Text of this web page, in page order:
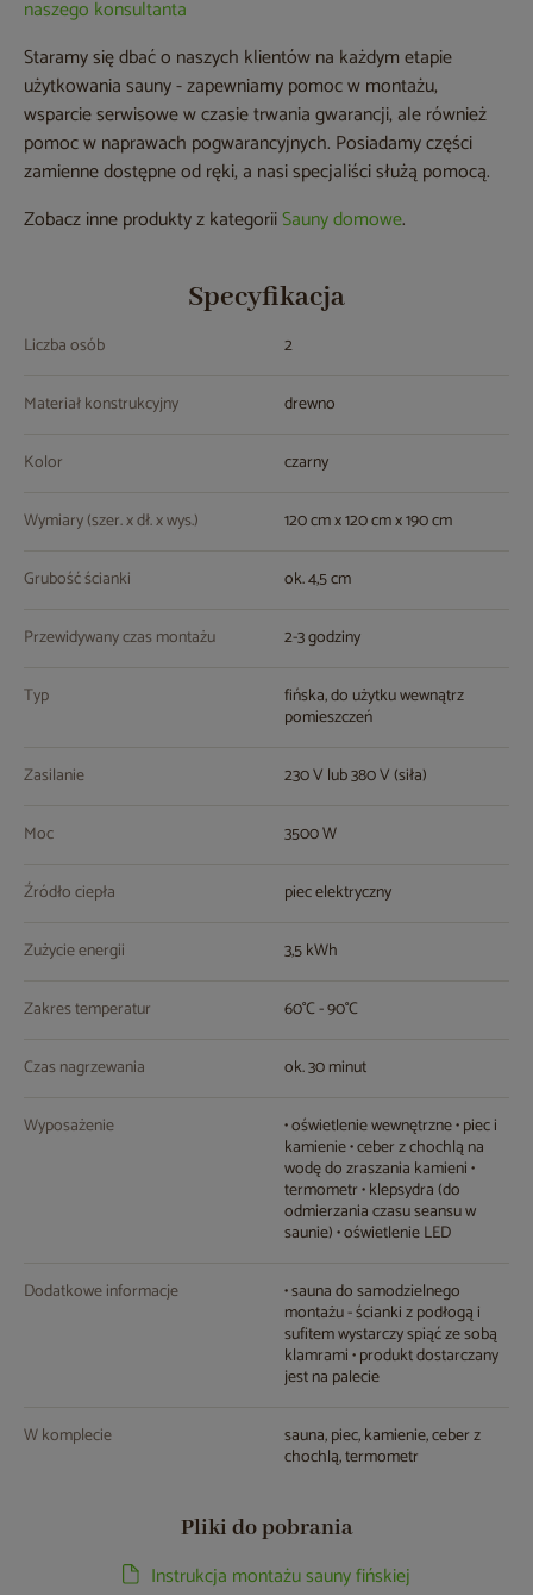
naszego konsultanta
Staramy się dbać o naszych klientów na każdym etapie
użytkowania sauny - zapewniamy pomoc w montażu,
wsparcie serwisowe w czasie trwania gwarancji, ale również
pomoc w naprawach pogwarancyjnych. Posiadamy części
zamienne dostępne od ręki, a nasi specjaliści służą pomocą.
Zobacz inne produkty z kategoriiSauny domowe.
Specyfikacja
Liczba osób 2
Materiał konstrukcyjny drewno
Kolor czarny
Wymiary (szer. x dł. x wys.) 120 cm x 120 cm x 190 cm
Grubość ścianki ok. 4,5 cm
Przewidywany czas montażu 2-3 godziny
Typ fińska, do użytku wewnątrz
pomieszczeń
Zasilanie 230 V lub 380 V (siła)
Moc 3500 W
Źródło ciepła piec elektryczny
Zużycie energii 3,5 kWh
Zakres temperatur 60°C - 90°C
Czas nagrzewania ok. 30 minut
Wyposażenie • oświetlenie wewnętrzne • piec i
kamienie • ceber z chochlą na
wodę do zraszania kamieni •
termometr • klepsydra (do
odmierzania czasu seansu w
saunie) • oświetlenie LED
Dodatkowe informacje • sauna do samodzielnego
montażu - ścianki z podłogą i
sufitem wystarczy spiąć ze sobą
klamrami • produkt dostarczany
jest na palecie
W komplecie sauna, piec, kamienie, ceber z
chochlą, termometr
Pliki do pobrania
Instrukcja montażu sauny fińskiej